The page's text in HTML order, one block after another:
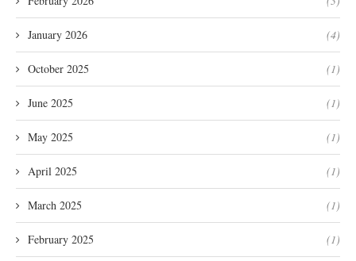
January 2026 (4)
October 2025 (1)
June 2025 (1)
May 2025 (1)
April 2025 (1)
March 2025 (1)
February 2025 (1)